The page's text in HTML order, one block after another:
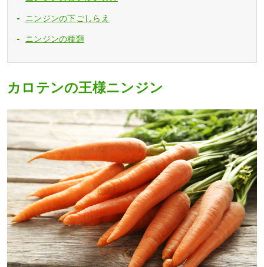
ニンジンの下ごしらえ
ニンジンの種類
カロテンの王様ニンジン